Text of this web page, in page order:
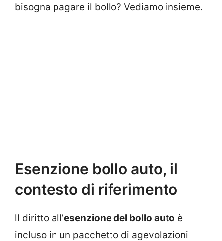
bisogna pagare il bollo? Vediamo insieme.
Esenzione bollo auto, il
contesto di riferimento
ll diritto all’esenzione del bollo auto è
incluso in un pacchetto di agevolazioni